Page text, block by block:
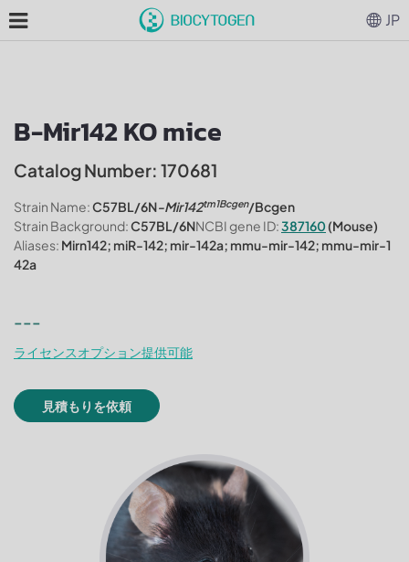
B-Mir142 KO mice
Catalog Number: 170681
Strain Name:C57BL/6N-Mir142tm1Bcgen/Bcgen
Strain Background:C57BL/6NNCBI gene ID:387160(Mouse)
Aliases: Mirn142; miR-142; mir-142a; mmu-mir-142; mmu-mir-1
42a
---
ライセンスオプション提供可能
見積もりを依頼
JP